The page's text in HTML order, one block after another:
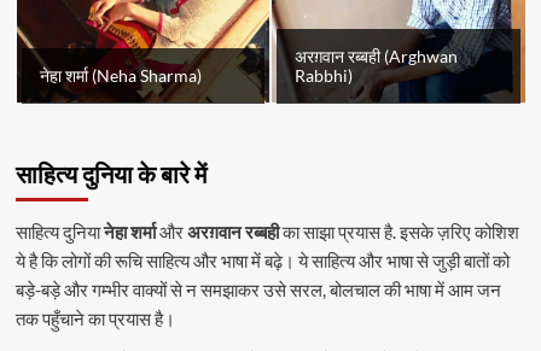
नेहा शर्मा (Neha Sharma)
अरग़वान रब्बही (Arghwan
Rabbhi)
साहित्य दुनिया के बारे में
साहित्य दुनियानेहा शर्माऔरअरग़वान रब्बहीका साझा प्रयास है. इसके ज़रिए कोशिश
ये है कि लोगों की रूचि साहित्य और भाषा में बढ़े। ये साहित्य और भाषा से जुड़ी बातों को
बड़े-बड़े और गम्भीर वाक्यों से न समझाकर उसे सरल, बोलचाल की भाषा में आम जन
तक पहुँचाने का प्रयास है।